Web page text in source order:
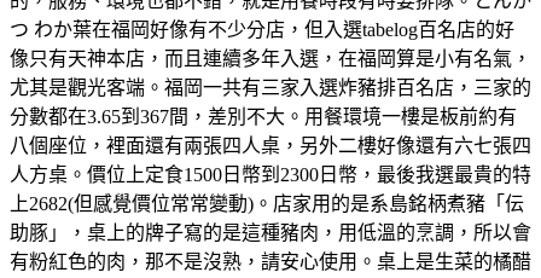
つ わか葉在福岡好像有不少分店，但入選tabelog百名店的好
像只有天神本店，而且連續多年入選，在福岡算是小有名氣，
尤其是觀光客端。福岡一共有三家入選炸豬排百名店，三家的
分數都在3.65到367間，差別不大。用餐環境一樓是板前約有
八個座位，裡面還有兩張四人桌，另外二樓好像還有六七張四
人方桌。價位上定食1500日幣到2300日幣，最後我選最貴的特
上2682(但感覺價位常常變動)。店家用的是系島銘柄煮豬「伝
助豚」，桌上的牌子寫的是這種豬肉，用低溫的烹調，所以會
有粉紅色的肉，那不是沒熟，請安心使用。桌上是生菜的橘醋